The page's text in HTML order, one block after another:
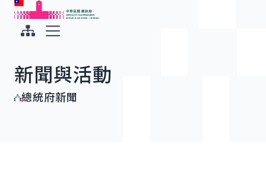
跳到主要內容
中華民國總統府
新聞與活動
總統府新聞